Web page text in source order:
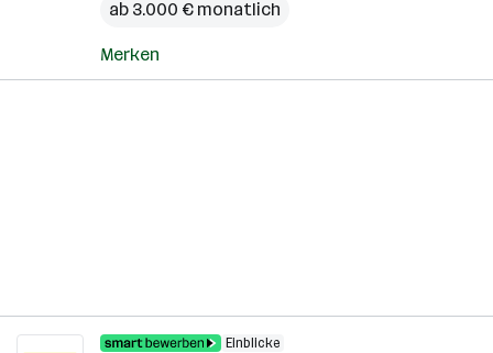
ab 3.000 € monatlich
Merken
Einblicke